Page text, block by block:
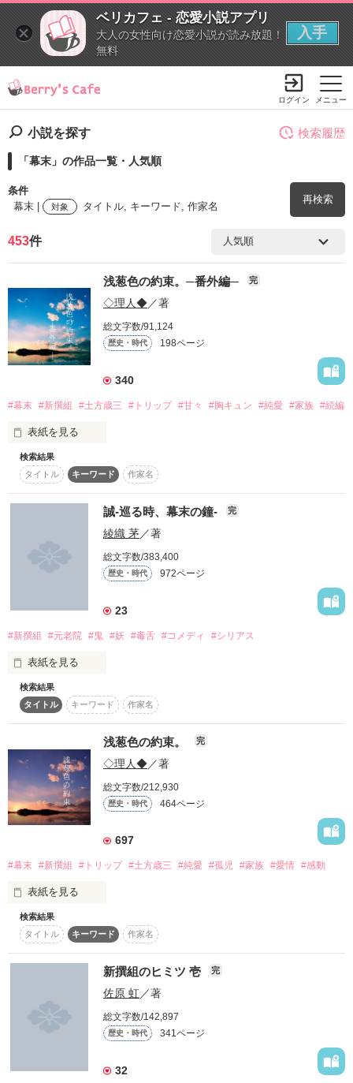
ベリカフェ - 恋愛小説アプリ
大人の女性向け恋愛小説が読み放題！
無料
入手
メニュー
ログイン
小説を探す
「幕末」の作品一覧・人気順
条件
幕末 |
対象 タイトル, キーワード, 作家名
再検索
検索ワード
詳しく検索
全て 完結
長編
作品の長さについて
超短編！フェチから始まる溺愛コンテスト
スターツ出版小説投稿サイト合同企画「1話からの長編大
賞」ベリーズカフェ会場
その他の条件 動画あり
検索履歴
453件
浅葱色の約束。─番外編─ 完
◇理人◆／著
総文字数/91,124
歴史・時代 198ページ
340
#幕末 #新撰組 #土方歳三 #トリップ #甘々 #胸キュン #純愛 #家族 #続編
表紙を見る
新撰組で育った少女は、
寂しさが分かるようになった。
そして女となった少女は、新たな感情を知る。
飲み込んでんじゃねえよ』
こちとら7年お前の成長を見てんだよ。
涙を下手に隠すお前も。
俺はずっと、見てたんだよ。
それを教えてくれたのは、1人の鬼。
『てめえが苦しい理由教えてやろうか。
俺のことが好きで好きで、
───…どうしようもねえからだよ』
愛情というものは。
検索結果
タイトル
キーワード 作家名
誠-巡る時、幕末の鐘- 完
綾織 茅／著
総文字数/383,400
歴史・時代 972ページ
23
#新撰組 #元老院 #鬼 #妖 #毒舌 #コメディ #シリアス
表紙を見る
―――幕末―――
男達が己の誠を信じ
貫き生きた時代
一人の少女が壬生浪の前に現れる
その少女、人にはあらず
悠久の時を生きてきた鬼につき
彼らと出会うは偶然か…
それとも神が定めし運命
検索結果
タイトル
キーワード 作家名
浅葱色の約束。 完
◇理人◆／著
総文字数/212,930
歴史・時代 464ページ
697
#幕末 #新撰組 #トリップ #土方歳三 #純愛 #孤児 #家族 #愛情 #感動
表紙を見る
灯りの無い町、不恰好な握り飯、
刀を差した侍、月が照らす道。
出会いは、そんなもの。
検索結果
タイトル
キーワード 作家名
新撰組のヒミツ 壱 完
佐原 虹／著
総文字数/142,897
歴史・時代 341ページ
32